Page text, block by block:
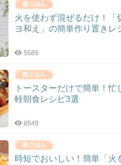
火を使わず混ぜるだけ！「
ヨ和え」の簡単作り置きレ
5589
トースターだけで簡単！
軽朝食レシピ3選
6549
時短でおいしい！簡単「火